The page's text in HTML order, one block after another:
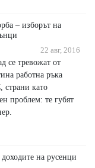
– изборът на
22 авг, 2016
се тревожат от
работна ръка
страни като
проблем: те губят
на русенци